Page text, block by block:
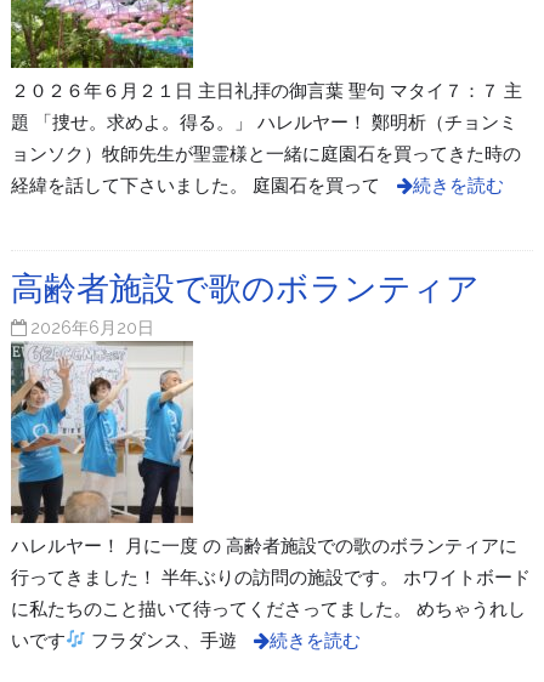
２０２６年６月２１日 主日礼拝の御言葉 聖句 マタイ７：７ 主
題 「捜せ。求めよ。得る。」 ハレルヤー！ 鄭明析（チョンミ
ョンソク）牧師先生が聖霊様と一緒に庭園石を買ってきた時の
経緯を話して下さいました。 庭園石を買って
続きを読む
高齢者施設で歌のボランティア
2026年6月20日
ハレルヤー！ 月に一度 の 高齢者施設での歌のボランティアに
行ってきました！ 半年ぶりの訪問の施設です。 ホワイトボード
に私たちのこと描いて待ってくださってました。 めちゃうれし
いです
フラダンス、手遊 続きを読む